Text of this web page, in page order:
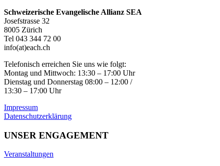
Schweizerische Evangelische Allianz SEA
Josefstrasse 32
8005 Zürich
Tel 043 344 72 00
info(at)each.ch
Telefonisch erreichen Sie uns wie folgt:
Montag und Mittwoch: 13:30 – 17:00 Uhr
Dienstag und Donnerstag 08:00 – 12:00 /
13:30 – 17:00 Uhr
Impressum
Datenschutzerklärung
UNSER ENGAGEMENT
Veranstaltungen